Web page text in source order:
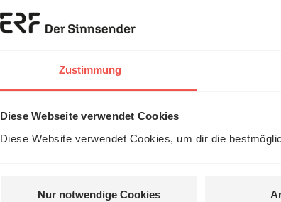
Zustimmung
Diese Webseite verwendet Cookies
Diese Website verwendet Cookies, um dir die
Nur notwendige Cookies